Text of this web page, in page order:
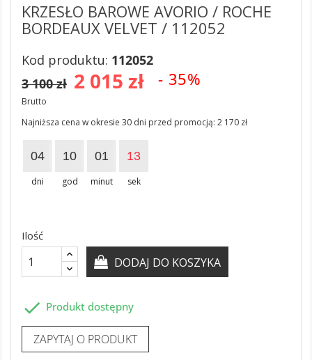
KRZESŁO BAROWE AVORIO / ROCHE
BORDEAUX VELVET / 112052
Kod produktu: 112052
2 015 zł - 35%
3 100 zł
Brutto
Najniższa cena w okresie 30 dni przed promocją: 2 170 zł
04
dni
10
god
01
minut
13
sek
Ilość
DODAJ DO KOSZYKA
 Produkt dostępny
ZAPYTAJ O PRODUKT